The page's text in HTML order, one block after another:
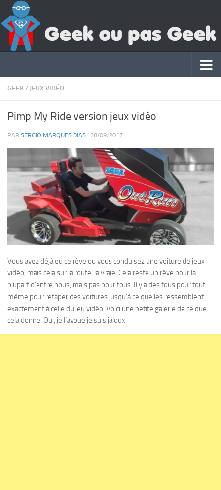
GEEK/ JEUX VIDÉO
Pimp My Ride version jeux vidéo
PAR SERGIO MARQUES DIAS · 28/09/2017 ·
Vous avez déjà eu ce rêve ou vous conduisez une voiture de jeux
vidéo, mais cela sur la route, la vraie. Cela reste un rêve pour la
plupart d’entre nous, mais pas pour tous. Il y a des fous pour tout,
même pour retaper des voitures jusqu’à ce quelles ressemblent
exactement à celle du jeu vidéo. Voici une petite galerie de ce que
cela donne. Oui, je l’avoue je suis jaloux.